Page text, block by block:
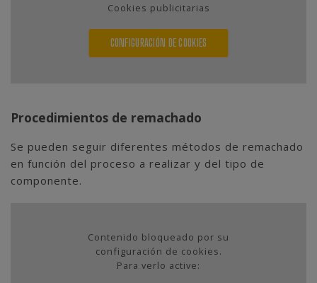
Cookies publicitarias
CONFIGURACIÓN DE COOKIES
Procedimientos de remachado
Se pueden seguir diferentes métodos de remachado
en función del proceso a realizar y del tipo de
componente.
Contenido bloqueado por su
configuración de cookies.
Para verlo active: